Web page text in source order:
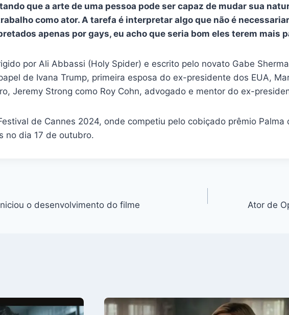
que a arte de uma pessoa pode ser capaz de mudar sua
como ator. A tarefa é interpretar algo que não é
apenas por gays, eu acho que seria bom eles terem mais
por Ali Abbassi (Holy Spider) e escrito pelo novato Gabe
de Ivana Trump, primeira esposa do ex-presidente dos EUA,
Jeremy Strong como Roy Cohn, advogado e mentor do ex-
de Cannes 2024, onde competiu pelo cobiçado prêmio
no dia 17 de outubro.
o desenvolvimento do filme Ator de